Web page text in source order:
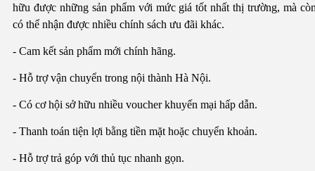
hữu được những sản phẩm với mức giá tốt nhất thị trường, mà
có thể nhận được nhiều chính sách ưu đãi khác.
- Cam kết sản phẩm mới chính hãng.
- Hỗ trợ vận chuyển trong nội thành Hà Nội.
- Có cơ hội sở hữu nhiều voucher khuyến mại hấp dẫn.
- Thanh toán tiện lợi bằng tiền mặt hoặc chuyển khoản.
- Hỗ trợ trả góp với thủ tục nhanh gọn.